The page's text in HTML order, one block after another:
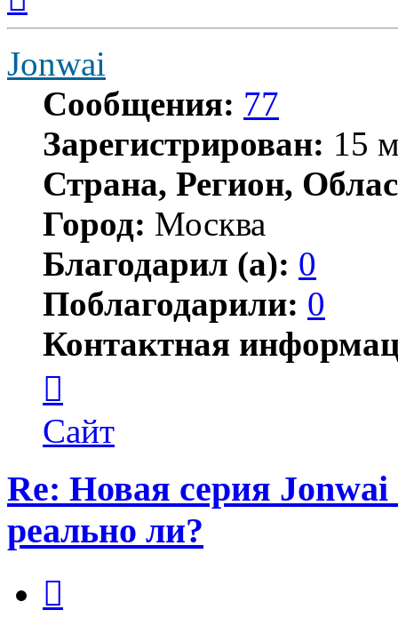
началу
Jonwai
Сообщения: 77
Зарегистрирован: 15
Страна, Регион,
Город: Москва
Благодарил (а): 0
Поблагодарили: 0
Контактная
пользователя
Jonwai
Сайт
Re: Новая серия
реально ли?